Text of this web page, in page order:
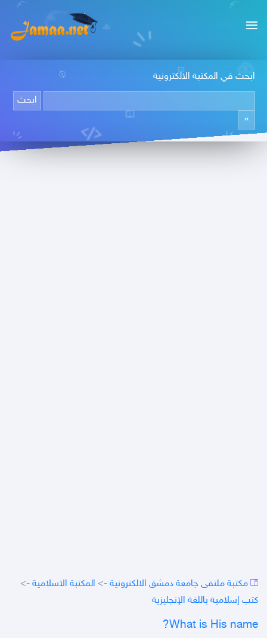
ابحث في المكتبة الالكترونية
مكتبة ملتقى جامعة دمشق الالكترونية -> المكتبة الاسلامية ->
كتب إسلامية باللغة الإنجليزية
What is His name?